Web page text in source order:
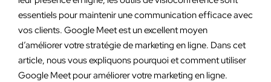
essentiels pour maintenir une communication efficace avec
vos clients. Google Meet est un excellent moyen
d’améliorer votre stratégie de marketing en ligne. Dans cet
article, nous vous expliquons pourquoi et comment utiliser
Google Meet pour améliorer votre marketing en ligne.